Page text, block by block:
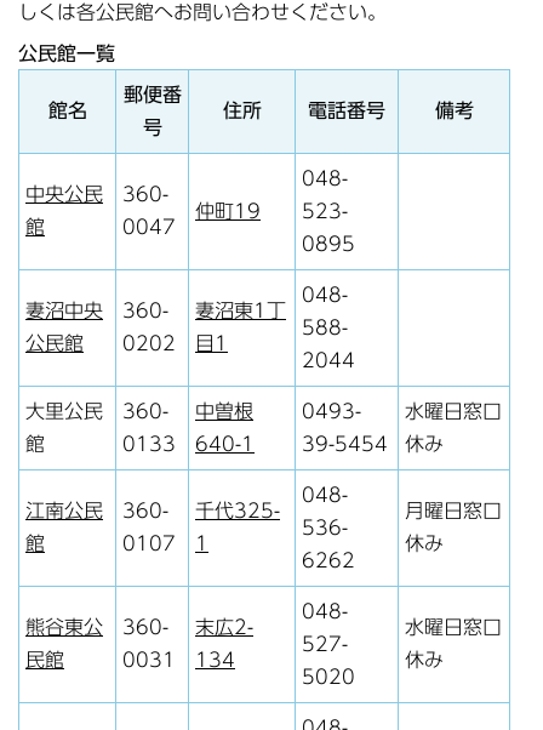
しくは各公民館へお問い合わせください。
公民館一覧
館名
郵便番
号
住所 電話番号 備考
中央公民
館
360-
0047
仲町19
048-
523-
0895
妻沼中央
公民館
360-
0202
妻沼東1丁
目1
048-
588-
2044
大里公民
館
360-
0133
中曽根
640-1
0493-
39-5454
水曜日窓口
休み
江南公民
館
360-
0107
千代325-
1
048-
536-
6262
月曜日窓口
休み
熊谷東公
民館
360-
0031
末広2-
134
048-
527-
5020
水曜日窓口
休み